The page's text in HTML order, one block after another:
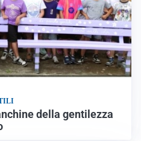
della gentilezza